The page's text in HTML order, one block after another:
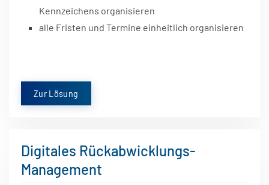
Kennzeichens organisieren
alle Fristen und Termine einheitlich organisieren
Zur Lösung
Digitales Rückabwicklungs-
Management